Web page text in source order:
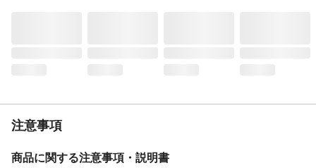
注意事項
商品に関する注意事項・説明書